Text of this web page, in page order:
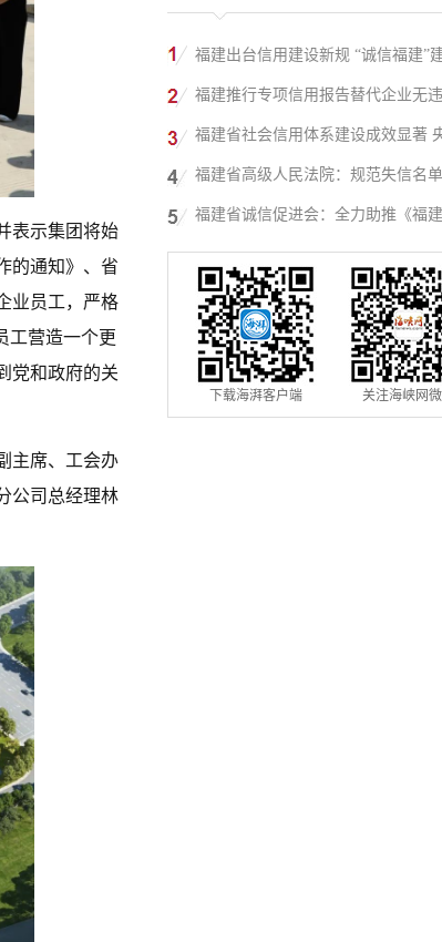
表示集团将始
的通知》、省
业员工，严格
工营造一个更
党和政府的关
主席、工会办
公司总经理林
福建出台信用建设新规 “诚信福建”
治化新阶段
福建推行专项信用报告替代企业无违
明改革成效显著
福建省社会信用体系建设成效显著
统赋能实体经济
福建省高级人民法院：规范失信名单
信用修复机制
福建省诚信促进会：全力助推《福
用条例》落地见效
下载海湃客户端 关注海峡网